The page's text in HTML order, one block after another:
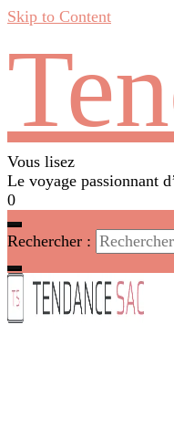
Skip to Content
Vous lisez
Le voyage passionnant
0
Rechercher :